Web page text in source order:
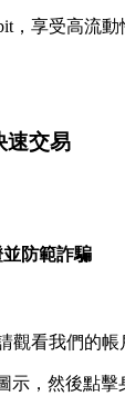
，享受高流
速交易
防範詐騙
觀看我們的帳
，然後點擊